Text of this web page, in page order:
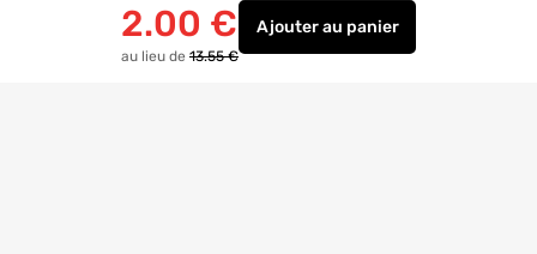
2.00 €
au lieu de 13.55 €
Ajouterau panier
Bornes automatiques 5